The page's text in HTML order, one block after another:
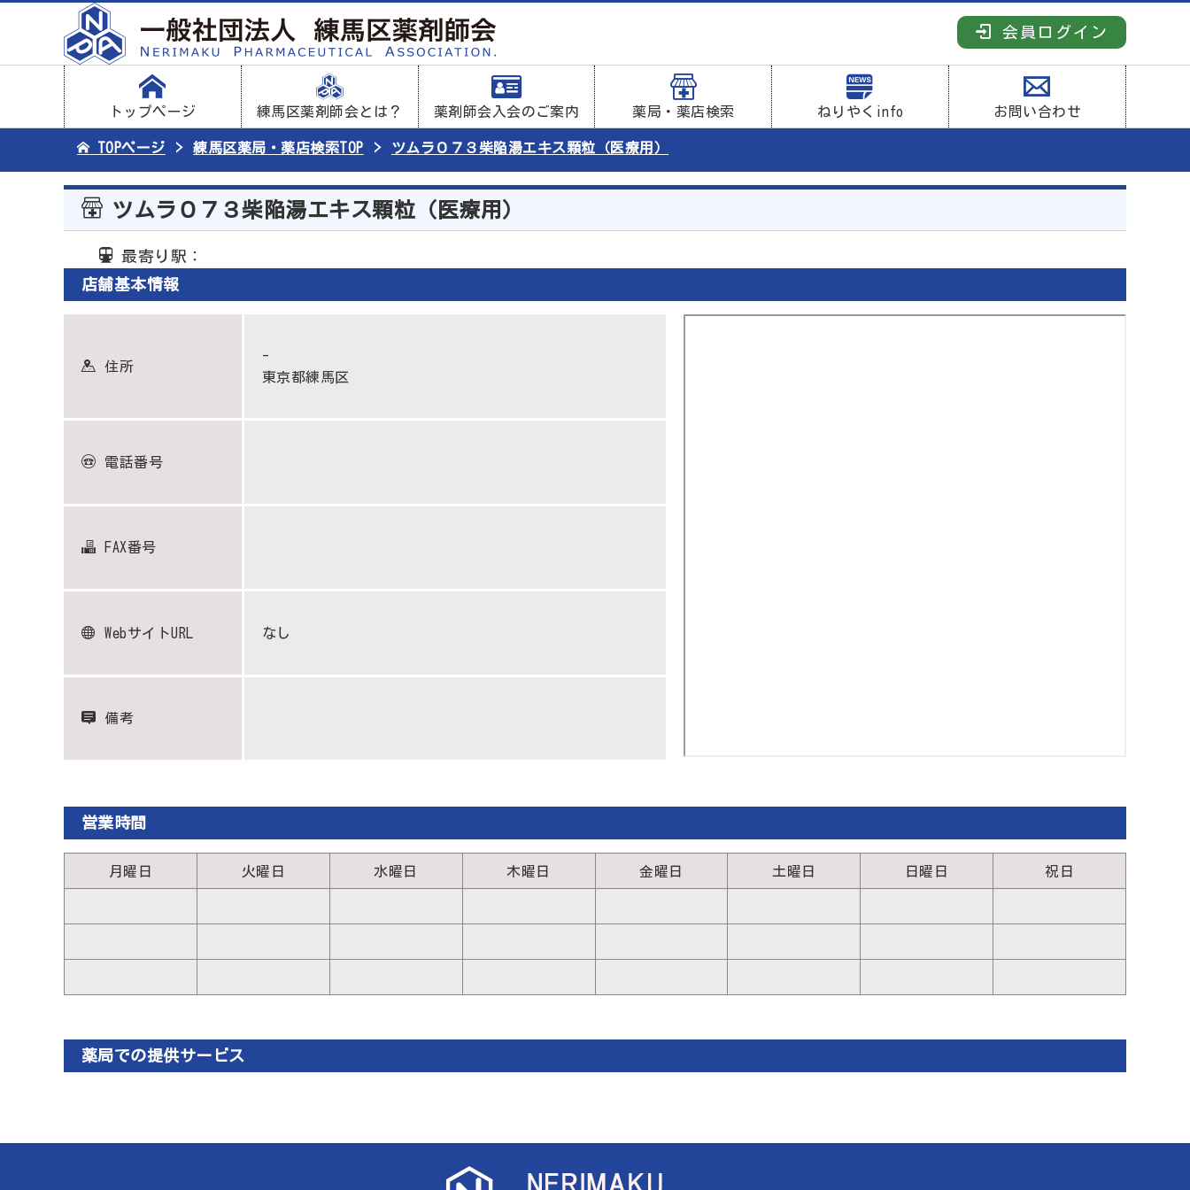
会員ログイン
トップページ 練馬区薬剤師会とは？ 薬剤師会入会のご案内 薬局・薬店検索 ねりやくinfo お問い合わせ
TOPページ 練馬区薬局・薬店検索TOP ツムラ０７３柴陥湯エキス顆粒（医療用）
ツムラ０７３柴陥湯エキス顆粒（医療用）
最寄り駅：
店舗基本情報
住所
-
東京都練馬区
電話番号
FAX番号
WebサイトURL なし
備考
営業時間
月曜日 火曜日 水曜日 木曜日 金曜日 土曜日 日曜日 祝日
薬局での提供サービス